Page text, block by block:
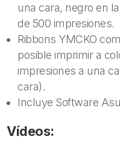
una cara, negro en
de 500 impresiones.
Ribbons YMCKO
posible imprimir a
impresiones a una
cara).
Incluye Software
Vídeos: